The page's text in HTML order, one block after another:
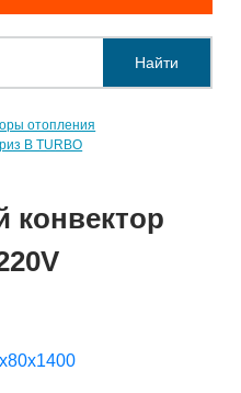
Найти
отопления
В TURBO
конвектор